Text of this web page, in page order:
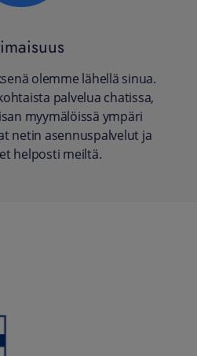
olemme lähellä sinua.
palvelua chatissa,
myymälöissä ympäri
netin asennuspalvelut ja
helposti meiltä.